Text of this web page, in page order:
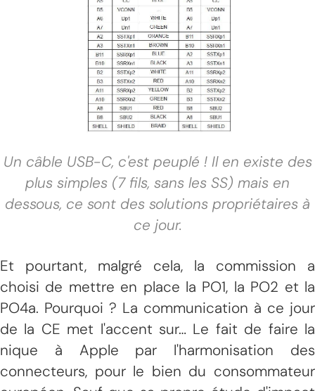
Un câble USB-C, c'est peuplé ! Il en existe des
plus simples (7 fils, sans les SS) mais en
dessous, ce sont des solutions propriétaires à
ce jour.
Et pourtant, malgré cela, la commission a
choisi de mettre en place la PO1, la PO2 et la
PO4a. Pourquoi ? La communication à ce jour
de la CE met l'accent sur… Le fait de faire la
nique à Apple par l'harmonisation des
connecteurs, pour le bien du consommateur